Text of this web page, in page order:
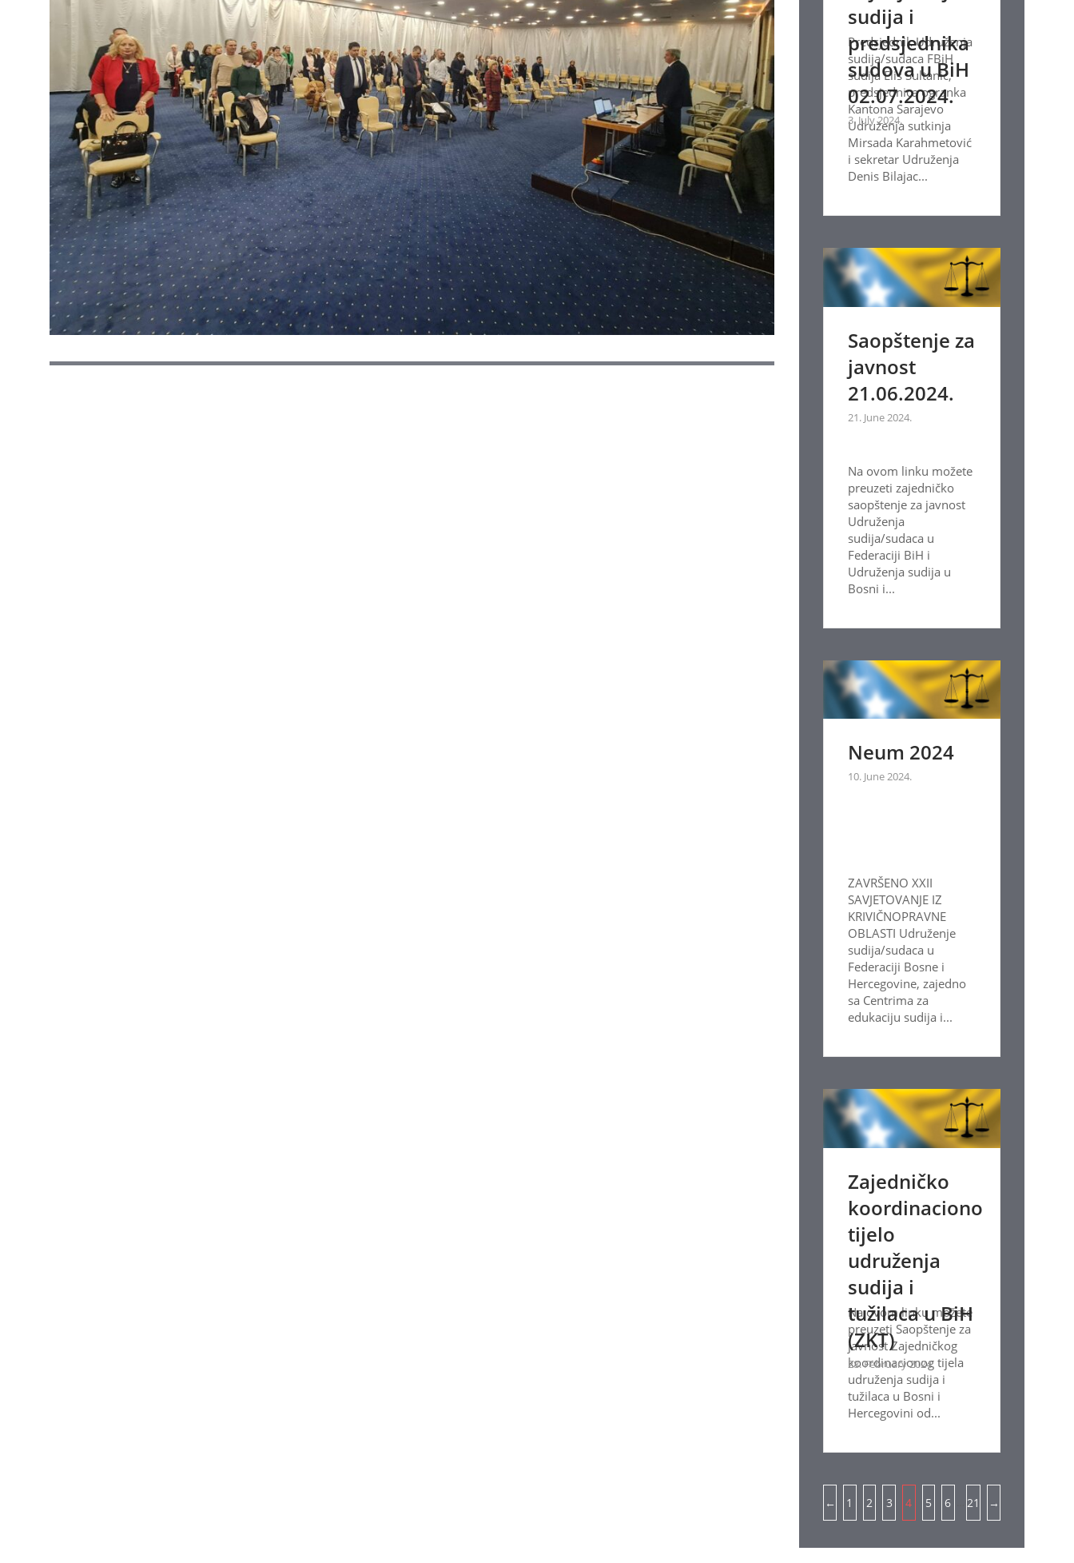
sudija i
predsjednika
sudova u BiH
02.07.2024.
3. July 2024.
Predsjednik Udruženja
sudija/sudaca FBiH
sudija Elis Sultanić,
predsjednica ogranka
Kantona Sarajevo
Udruženja sutkinja
Mirsada Karahmetović
i sekretar Udruženja
Denis Bilajac...
Saopštenje za
javnost
21.06.2024.
21. June 2024.
Na ovom linku možete
preuzeti zajedničko
saopštenje za javnost
Udruženja
sudija/sudaca u
Federaciji BiH i
Udruženja sudija u
Bosni i...
Neum 2024
10. June 2024.
ZAVRŠENO XXII
SAVJETOVANJE IZ
KRIVIČNOPRAVNE
OBLASTI Udruženje
sudija/sudaca u
Federaciji Bosne i
Hercegovine, zajedno
sa Centrima za
edukaciju sudija i...
Zajedničko
koordinaciono
tijelo
udruženja
sudija i
tužilaca u BiH
(ZKT)
28. February 2024.
Na ovom linku možete
preuzeti Saopštenje za
javnost Zajedničkog
koordinacionog tijela
udruženja sudija i
tužilaca u Bosni i
Hercegovini od...
Pagination
← 1 2 3 4 5 6 21 →